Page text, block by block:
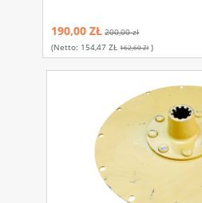
190,00 ZŁ 200,00 zł
(netto: 154,47 ZŁ 162,60 Zł)